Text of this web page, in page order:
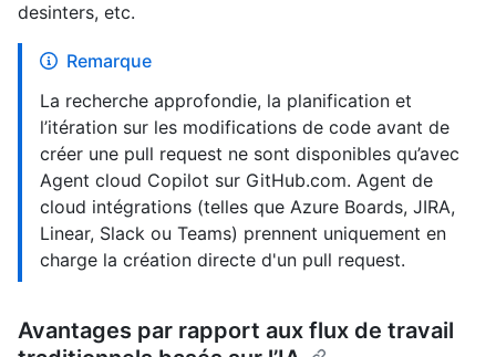
desinters, etc.
Remarque
La recherche approfondie, la planification et
l’itération sur les modifications de code avant de
créer une pull request ne sont disponibles qu’avec
Agent cloud Copilot sur GitHub.com. Agent de
cloud intégrations (telles que Azure Boards, JIRA,
Linear, Slack ou Teams) prennent uniquement en
charge la création directe d'un pull request.
Avantages par rapport aux flux de travail